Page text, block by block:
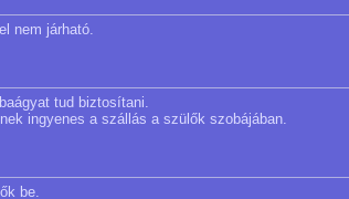
nem járható.
tud biztosítani.
ingyenes a szállás a szülők szobájában.
be.